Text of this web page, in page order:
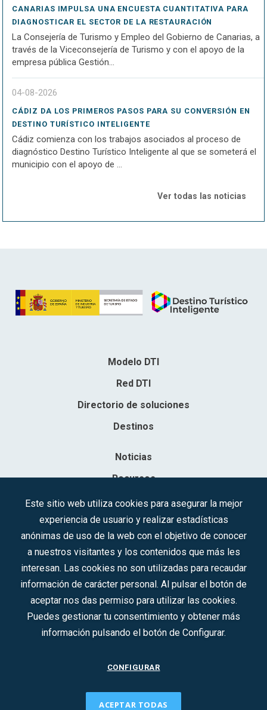
CANARIAS IMPULSA UNA ENCUESTA CUANTITATIVA PARA
DIAGNOSTICAR EL SECTOR DE LA RESTAURACIÓN
La Consejería de Turismo y Empleo del Gobierno de Canarias, a
través de la Viceconsejería de Turismo y con el apoyo de la
empresa pública Gestión...
04-08-2026
CÁDIZ DA LOS PRIMEROS PASOS PARA SU CONVERSIÓN EN
DESTINO TURÍSTICO INTELIGENTE
Cádiz comienza con los trabajos asociados al proceso de
diagnóstico Destino Turístico Inteligente al que se someterá el
municipio con el apoyo de ...
Ver todas las noticias
Modelo DTI
Red DTI
Directorio de soluciones
Destinos
Noticias
Recursos
Contacto
Sociedad Mercantil Estatal para la Gestión de la Innovación y las
C.I.F.: A-81/874.984
Síguenos en redes sociales:
CONTACTO
Este sitio web utiliza cookies para asegurar la mejor
experiencia de usuario y realizar estadísticas
anónimas de uso de la web con el objetivo de conocer
a nuestros visitantes y los contenidos que más les
interesan. Las cookies no son utilizadas para recaudar
información de carácter personal. Al pulsar el botón de
aceptar nos das permiso para utilizar las cookies.
Puedes gestionar tu consentimiento y obtener más
información pulsando el botón de Configurar.
CONFIGURAR
ACEPTAR TODAS